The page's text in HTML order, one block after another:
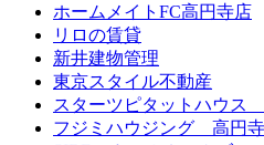
ホームメイトFC高円寺店
リロの賃貸
新井建物管理
東京スタイル不動産
スターツピタットハウス
フジミハウジング 高円